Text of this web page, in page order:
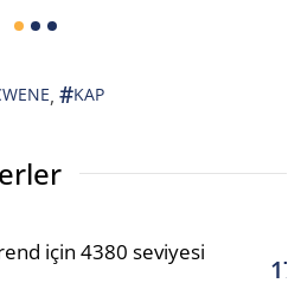
, #KAP
için 4380 seviyesi